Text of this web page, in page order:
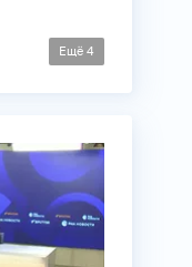
Ещё 4